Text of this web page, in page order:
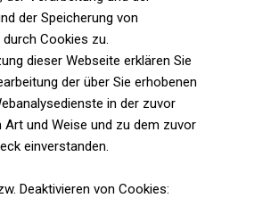
der Speicherung von
Cookies zu.
dieser Webseite erklären Sie
der über Sie erhobenen
in der zuvor
Art und Weise und zu dem zuvor
einverstanden.
Deaktivieren von Cookies: